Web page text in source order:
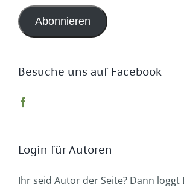
Adresse
Abonnieren
Besuche uns auf Facebook
Login für Autoren
Ihr seid Autor der Seite? Dann loggt